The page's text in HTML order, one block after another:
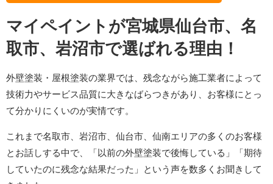
マイペイントが宮城県仙台市、名
取市、岩沼市で選ばれる理由！
外壁塗装・屋根塗装の業界では、残念ながら施工業者によって
技術力やサービス品質に大きなばらつきがあり、お客様にとっ
て分かりにくいのが実情です。
これまで名取市、岩沼市、仙台市、仙南エリアの多くのお客様
とお話しする中で、「以前の外壁塗装で後悔している」「期待
していたのに残念な結果だった」という声を数多くお聞きして